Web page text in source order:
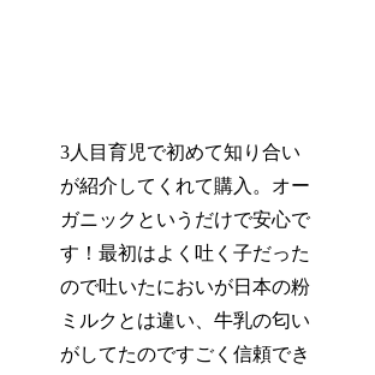
3人目育児で初めて知り合い
が紹介してくれて購入。 オー
ガニックというだけで安心で
す！最初はよく吐く子だった
ので吐いたにおいが日本の粉
ミルクとは違い、牛乳の匂い
がしてたのですごく信頼でき